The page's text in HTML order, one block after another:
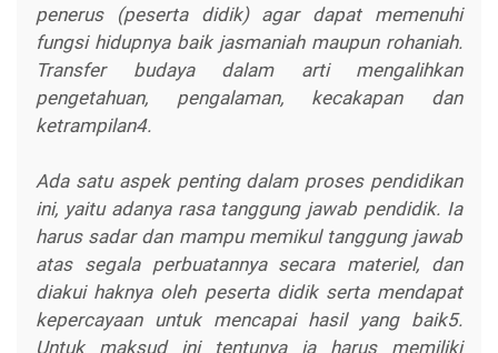
penerus (peserta didik) agar dapat memenuhi
fungsi hidupnya baik jasmaniah maupun rohaniah.
Transfer budaya dalam arti mengalihkan
pengetahuan, pengalaman, kecakapan dan
ketrampilan4.
Ada satu aspek penting dalam proses pendidikan
ini, yaitu adanya rasa tanggung jawab pendidik. Ia
harus sadar dan mampu memikul tanggung jawab
atas segala perbuatannya secara materiel, dan
diakui haknya oleh peserta didik serta mendapat
kepercayaan untuk mencapai hasil yang baik5.
Untuk maksud ini tentunya ia harus memiliki